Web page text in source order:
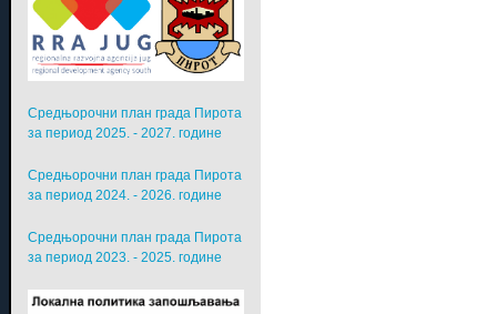
Средњорочни план града Пирота
за период 2025. - 2027. године
Средњорочни план града Пирота
за период 2024. - 2026. године
Средњорочни план града Пирота
за период 2023. - 2025. године